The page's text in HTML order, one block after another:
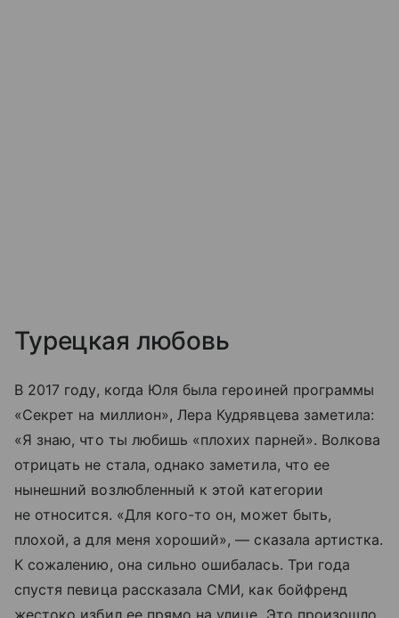
Турецкая любовь
В 2017 году, когда Юля была героиней программы
«Секрет на миллион», Лера Кудрявцева заметила:
«Я знаю, что ты любишь «плохих парней». Волкова
отрицать не стала, однако заметила, что ее
нынешний возлюбленный к этой категории
не относится. «Для кого-то он, может быть,
плохой, а для меня хороший», — сказала артистка.
К сожалению, она сильно ошибалась. Три года
спустя певица рассказала СМИ, как бойфренд